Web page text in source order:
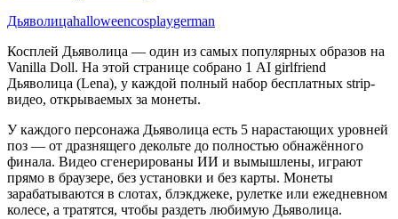
Дьяволицаhalloweencosplaygerman
Косплей Дьяволица — один из самых популярных образов на
Vanilla Doll. На этой странице собрано 1 AI girlfriend
Дьяволица (Lena), у каждой полный набор бесплатных strip-
видео, открываемых за монеты.
У каждого персонажа Дьяволица есть 5 нарастающих уровней
поз — от дразнящего декольте до полностью обнажённого
финала. Видео сгенерированы ИИ и вымышлены, играют
прямо в браузере, без установки и без карты. Монеты
зарабатываются в слотах, блэкджеке, рулетке или ежедневном
колесе, а тратятся, чтобы раздеть любимую Дьяволица.